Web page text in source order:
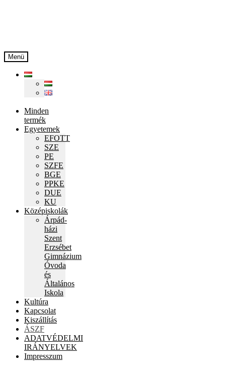
Menü
Minden
termék
Egyetemek
EFOTT
SZE
PE
SZFE
BGE
PPKE
DUE
KU
Középiskolák
Árpád-
házi
Szent
Erzsébet
Gimnázium
Óvoda
és
Általános
Iskola
Kultúra
Kapcsolat
Kiszállítás
ÁSZF
ADATVÉDELMI
IRÁNYELVEK
Impresszum